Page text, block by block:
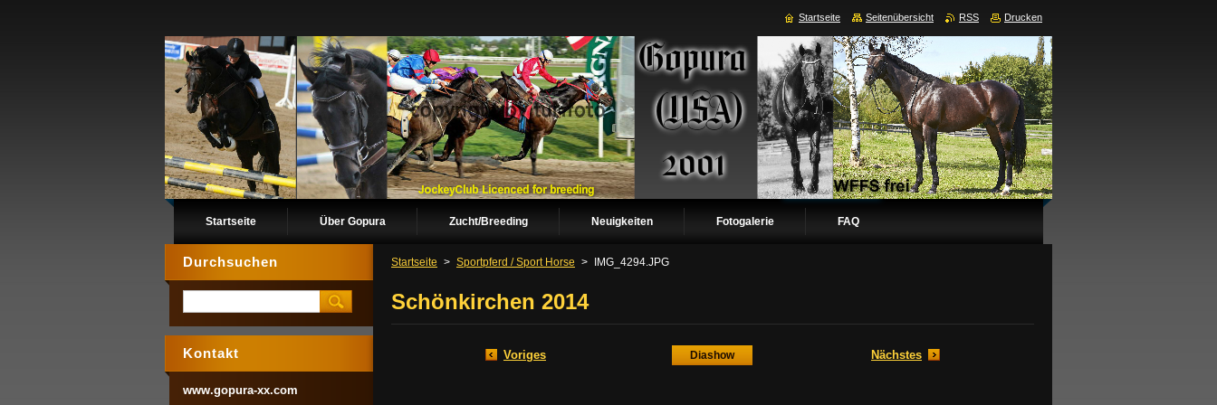
Startseite Über Gopura Zucht/Breeding Neuigkeiten Fotogalerie FAQ
Startseite > Sportpferd / Sport Horse > IMG_4294.JPG
Schönkirchen 2014
Voriges Diashow Nächstes
Durchsuchen
Kontakt
www.gopura-xx.com
Startseite Seitenübersicht RSS Drucken